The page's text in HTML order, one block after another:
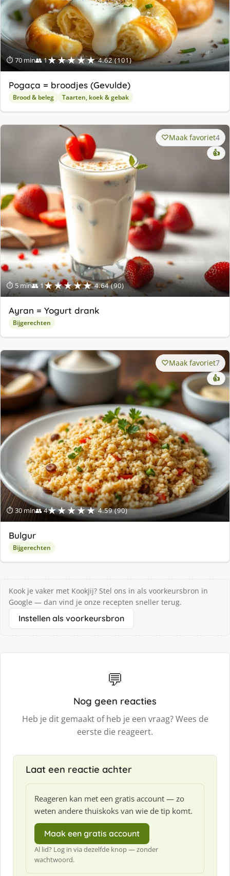
⏱ 70 min👥 1★★★★★ 4.62 (101)
Pogaça = broodjes (Gevulde)
Brood & beleg Taarten, koek & gebak
⏱ 5 min👥 1★★★★★ 4.64 (90)
Maak favoriet4
👍
Ayran = Yogurt drank
Bijgerechten
⏱ 30 min👥 4★★★★★ 4.59 (90)
Maak favoriet7
👍
Bulgur
Bijgerechten
Kook je vaker met KookJij? Stel ons in als voorkeursbron in
Google — dan vind je onze recepten sneller terug.
Instellen als voorkeursbron
💬
Nog geen reacties
Heb je dit gemaakt of heb je een vraag? Wees de
eerste die reageert.
Laat een reactie achter
Reageren kan met een gratis account — zo
weten andere thuiskoks van wie de tip komt.
Maak een gratis account
Al lid? Log in via dezelfde knop — zonder
wachtwoord.